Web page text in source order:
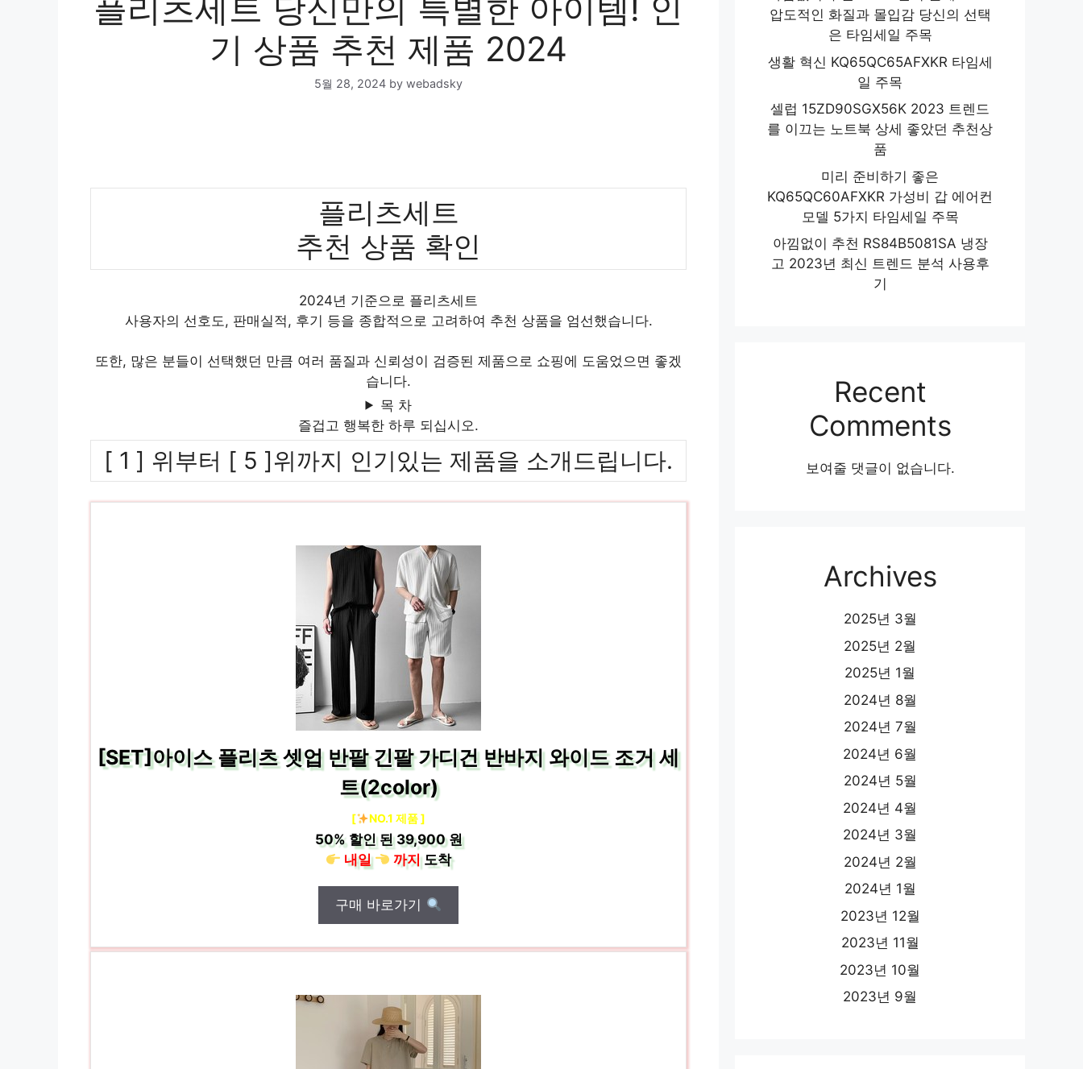
플리츠세트 당신만의 특별한 아이템! 인
기 상품 추천 제품 2024
5월 28, 2024 by webadsky
플리츠세트
추천 상품 확인
2024년 기준으로 플리츠세트
사용자의 선호도, 판매실적, 후기 등을 종합적으로 고려하여 추천 상품을 엄선했습니다.
또한, 많은 분들이 선택했던 만큼 여러 품질과 신뢰성이 검증된 제품으로 쇼핑에 도움었으면 좋겠
습니다.
목 차
즐겁고 행복한 하루 되십시오.
[ 1 ] 위부터 [ 5 ]위까지 인기있는 제품을 소개드립니다.
[SET]아이스 플리츠 셋업 반팔 긴팔 가디건 반바지 와이드 조거 세
트(2color)
[ NO.1 제품 ]
50%할인 된39,900 원
내일
까지도착
구매 바로가기
압도적인 화질과 몰입감 당신의 선택
은 타임세일 주목
생활 혁신 KQ65QC65AFXKR 타임세
일 주목
셀럽 15ZD90SGX56K 2023 트렌드
를 이끄는 노트북 상세 좋았던 추천상
품
미리 준비하기 좋은
KQ65QC60AFXKR 가성비 갑 에어컨
모델 5가지 타임세일 주목
아낌없이 추천 RS84B5081SA 냉장
고 2023년 최신 트렌드 분석 사용후
기
Recent
Comments
보여줄 댓글이 없습니다.
Archives
2025년 3월
2025년 2월
2025년 1월
2024년 8월
2024년 7월
2024년 6월
2024년 5월
2024년 4월
2024년 3월
2024년 2월
2024년 1월
2023년 12월
2023년 11월
2023년 10월
2023년 9월